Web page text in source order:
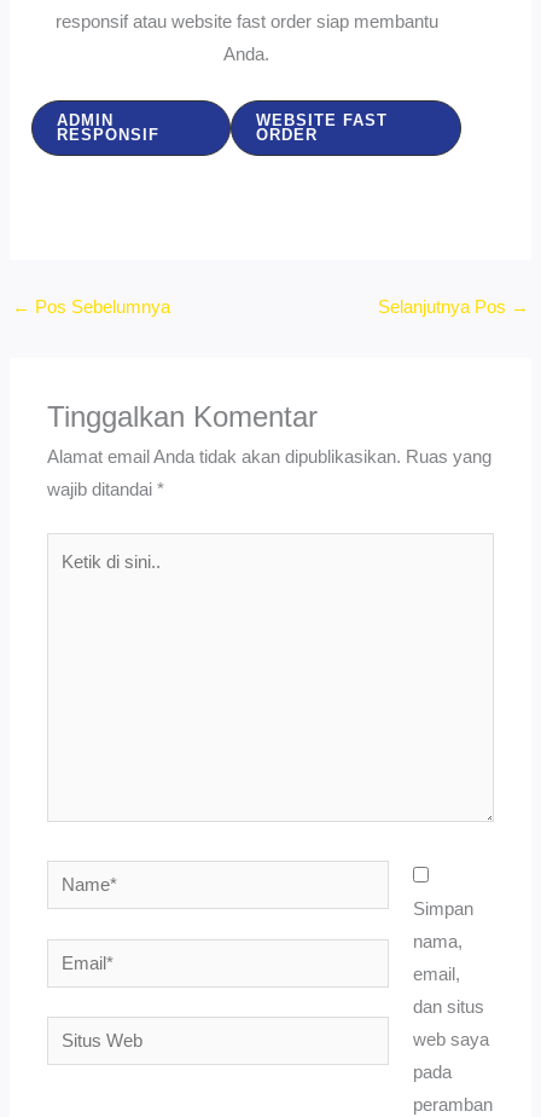
responsif atau website fast order siap membantu
Anda.
ADMIN
RESPONSIF
WEBSITE FAST
ORDER
← Pos Sebelumnya Selanjutnya Pos →
Tinggalkan Komentar
Alamat email Anda tidak akan dipublikasikan. Ruas yang
wajib ditandai*
Name*
Email*
Situs
Web
Simpan
nama,
email,
dan situs
web saya
pada
peramban